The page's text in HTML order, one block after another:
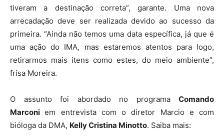
tiveram a destinação correta”, garante. Uma nova
arrecadação deve ser realizada devido ao sucesso da
primeira. “Ainda não temos uma data específica, já que é
uma ação do IMA, mas estaremos atentos para logo,
retirarmos mais itens como estes, do meio ambiente”,
frisa Moreira.
O assunto foi abordado no programa Comando
Marconiem entrevista com o diretor Marcio e com
bióloga da DMA, Kelly Cristina Minotto. Saiba mais: